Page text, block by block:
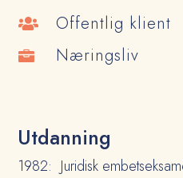
 Offentlig klient
 Næringsliv
Utdanning
1982: Juridisk